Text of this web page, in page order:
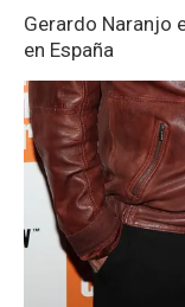
Gerardo Naranjo
en España